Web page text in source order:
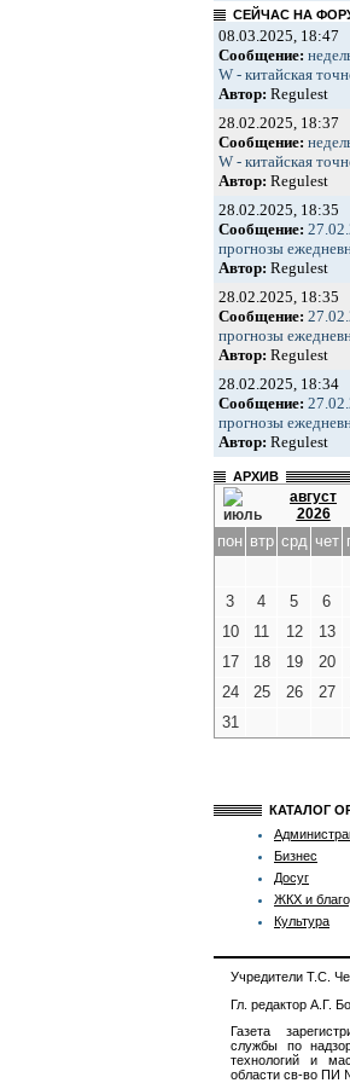
СЕЙЧАС НА
08.03.2025, 18:47
Сообщение:
W - китайская
Автор: Regulest
28.02.2025, 18:37
Сообщение:
W - китайская
Автор: Regulest
28.02.2025, 18:35
Сообщение:
прогнозы
Автор: Regulest
28.02.2025, 18:35
Сообщение:
прогнозы
Автор: Regulest
28.02.2025, 18:34
Сообщение:
прогнозы
Автор: Regulest
АРХИВ
август
2026
пон втр срд чет
3
4 5 6
10
11 12 13
17
18 19 20
24
25 26 27
31
КАТАЛОГ
Бизнес
Досуг
ЖКХ и
Культура
Учредители Т.С.
Гл. редактор А.Г.
Газета
службы по
технологий и
области св-во ПИ